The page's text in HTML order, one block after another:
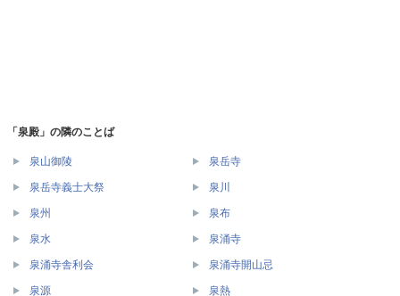
「泉殿」の隣のことば
泉山御陵 泉岳寺
泉岳寺義士大祭 泉川
泉州 泉布
泉水 泉涌寺
泉涌寺舎利会 泉涌寺開山忌
泉源 泉熱